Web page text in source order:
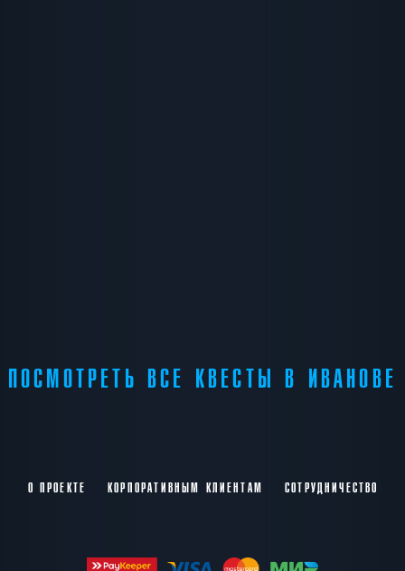
ПОСМОТРЕТЬ ВСЕ КВЕСТЫ В ИВАНОВЕ
О ПРОЕКТЕ КОРПОРАТИВНЫМ КЛИЕНТАМ СОТРУДНИЧЕСТВО